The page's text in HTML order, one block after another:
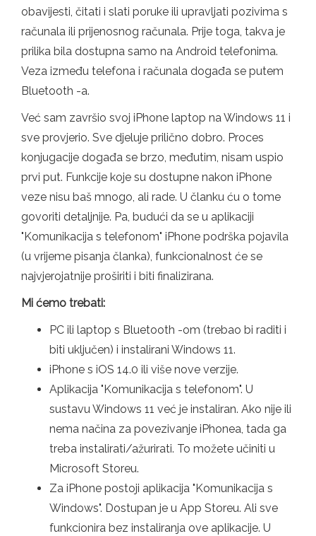
obavijesti, čitati i slati poruke ili upravljati pozivima s
računala ili prijenosnog računala. Prije toga, takva je
prilika bila dostupna samo na Android telefonima.
Veza između telefona i računala događa se putem
Bluetooth -a.
Već sam završio svoj iPhone laptop na Windows 11 i
sve provjerio. Sve djeluje prilično dobro. Proces
konjugacije događa se brzo, međutim, nisam uspio
prvi put. Funkcije koje su dostupne nakon iPhone
veze nisu baš mnogo, ali rade. U članku ću o tome
govoriti detaljnije. Pa, budući da se u aplikaciji
"Komunikacija s telefonom" iPhone podrška pojavila
(u vrijeme pisanja članka), funkcionalnost će se
najvjerojatnije proširiti i biti finalizirana.
Mi ćemo trebati:
PC ili laptop s Bluetooth -om (trebao bi raditi i
biti uključen) i instalirani Windows 11.
iPhone s iOS 14.0 ili više nove verzije.
Aplikacija "Komunikacija s telefonom". U
sustavu Windows 11 već je instaliran. Ako nije ili
nema načina za povezivanje iPhonea, tada ga
treba instalirati/ažurirati. To možete učiniti u
Microsoft Storeu.
Za iPhone postoji aplikacija "Komunikacija s
Windows". Dostupan je u App Storeu. Ali sve
funkcionira bez instaliranja ove aplikacije. U